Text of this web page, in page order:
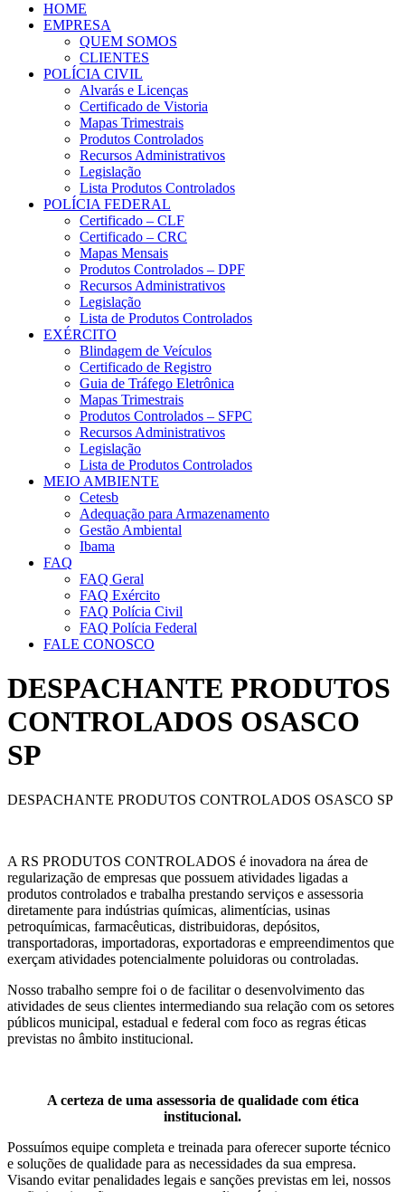
HOME
EMPRESA
QUEM SOMOS
CLIENTES
POLÍCIA CIVIL
Alvarás e Licenças
Certificado de Vistoria
Mapas Trimestrais
Produtos Controlados
Recursos Administrativos
Legislação
Lista Produtos Controlados
POLÍCIA FEDERAL
Certificado – CLF
Certificado – CRC
Mapas Mensais
Produtos Controlados – DPF
Recursos Administrativos
Legislação
Lista de Produtos Controlados
EXÉRCITO
Blindagem de Veículos
Certificado de Registro
Guia de Tráfego Eletrônica
Mapas Trimestrais
Produtos Controlados – SFPC
Recursos Administrativos
Legislação
Lista de Produtos Controlados
MEIO AMBIENTE
Cetesb
Adequação para Armazenamento
Gestão Ambiental
Ibama
FAQ
FAQ Geral
FAQ Exército
FAQ Polícia Civil
FAQ Polícia Federal
FALE CONOSCO
DESPACHANTE PRODUTOS
CONTROLADOS OSASCO
SP
DESPACHANTE PRODUTOS CONTROLADOS OSASCO SP
A RS PRODUTOS CONTROLADOS é inovadora na área de
regularização de empresas que possuem atividades ligadas a
produtos controlados e trabalha prestando serviços e assessoria
diretamente para indústrias químicas, alimentícias, usinas
petroquímicas, farmacêuticas, distribuidoras, depósitos,
transportadoras, importadoras, exportadoras e empreendimentos que
exerçam atividades potencialmente poluidoras ou controladas.
Nosso trabalho sempre foi o de facilitar o desenvolvimento das
atividades de seus clientes intermediando sua relação com os setores
públicos municipal, estadual e federal com foco as regras éticas
previstas no âmbito institucional.
A certeza de uma assessoria de qualidade com ética
institucional.
Possuímos equipe completa e treinada para oferecer suporte técnico
e soluções de qualidade para as necessidades da sua empresa.
Visando evitar penalidades legais e sanções previstas em lei, nossos